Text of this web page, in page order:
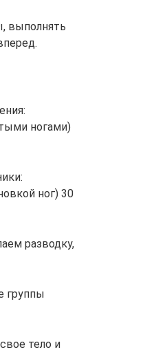
выполнять
ногами)
ног) 30
разводку,
группы
тело и